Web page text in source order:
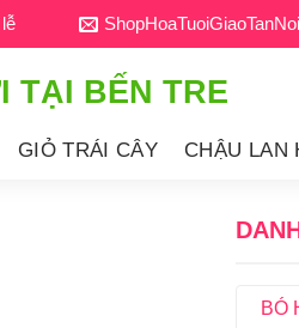
TẠI BẾN TRE
GIỎ TRÁI CÂY CHẬU LAN
BÓ